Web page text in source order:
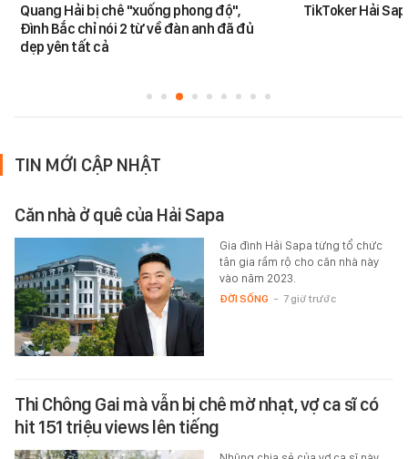
Quang Hải bị chê "xuống phong độ",
Đình Bắc chỉ nói 2 từ về đàn anh đã đủ
dẹp yên tất cả
TikToker Hải
TIN MỚI CẬP NHẬT
Căn nhà ở quê của Hải Sapa
Gia đình Hải Sapa từng tổ chức
tân gia rầm rộ cho căn nhà này
vào năm 2023.
ĐỜI SỐNG - 7 giờ trước
Thi Chông Gai mà vẫn bị chê mờ nhạt, vợ ca sĩ có
hit 151 triệu views lên tiếng